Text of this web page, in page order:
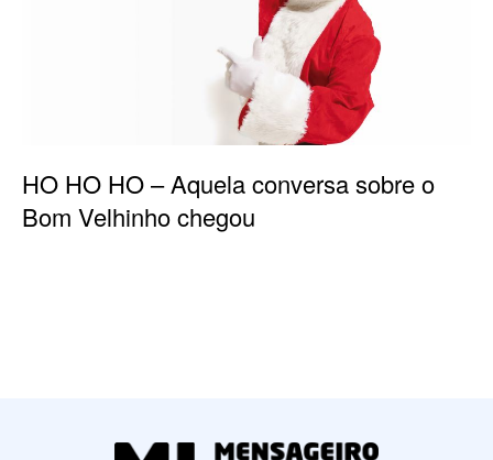
HO HO HO – Aquela conversa sobre o
Bom Velhinho chegou